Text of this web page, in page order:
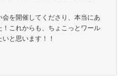
を開催してくださり、本当にあ
！これからも、ちょこっとワール
と思います！！